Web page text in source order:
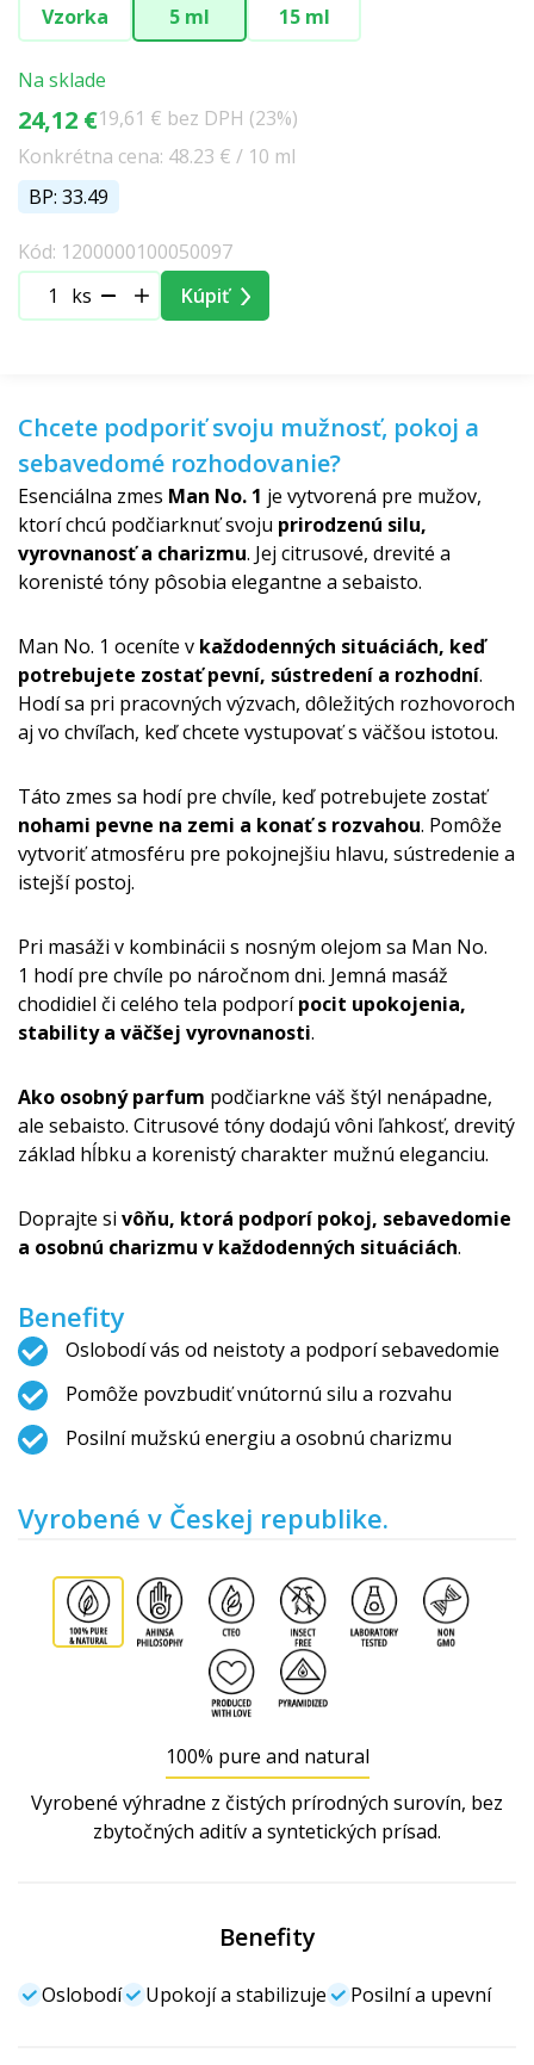
Vzorka 5 ml 15 ml
Na sklade
24,12 €19,61 € bez DPH (23%)
Konkrétna cena: 48.23 € / 10 ml
BP: 33.49
Kód: 1200000100050097
ks
Kúpiť
Chcete podporiť svoju mužnosť, pokoj a
sebavedomé rozhodovanie?
Esenciálna zmes Man No. 1 je vytvorená pre mužov,
ktorí chcú podčiarknuť svoju prirodzenú silu,
vyrovnanosť a charizmu. Jej citrusové, drevité a
korenisté tóny pôsobia elegantne a sebaisto.
Man No. 1 oceníte v každodenných situáciách, keď
potrebujete zostať pevní, sústredení a rozhodní.
Hodí sa pri pracovných výzvach, dôležitých rozhovoroch
aj vo chvíľach, keď chcete vystupovať s väčšou istotou.
Táto zmes sa hodí pre chvíle, keď potrebujete zostať
nohami pevne na zemi a konať s rozvahou. Pomôže
vytvoriť atmosféru pre pokojnejšiu hlavu, sústredenie a
istejší postoj.
Pri masáži v kombinácii s nosným olejom sa Man No.
1 hodí pre chvíle po náročnom dni. Jemná masáž
chodidiel či celého tela podporípocit upokojenia,
stability a väčšej vyrovnanosti.
Ako osobný parfum podčiarkne váš štýl nenápadne,
ale sebaisto. Citrusové tóny dodajú vôni ľahkosť, drevitý
základ hĺbku a korenistý charakter mužnú eleganciu.
Doprajte si vôňu, ktorá podporí pokoj, sebavedomie
a osobnú charizmu v každodenných situáciách.
Benefity
Oslobodí vás od neistoty a podporí sebavedomie
Pomôže povzbudiť vnútornú silu a rozvahu
Posilní mužskú energiu a osobnú charizmu
Vyrobené v Českej republike.
100% pure and natural
Vyrobené výhradne z čistých prírodných surovín, bez
zbytočných aditív a syntetických prísad.
Benefity
Oslobodí Upokojí a stabilizuje Posilní a upevní